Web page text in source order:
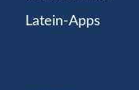
Latein-Apps